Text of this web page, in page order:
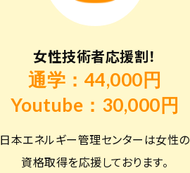
女性技術者応援割！
通学：44,000円
Youtube：30,000円
日本エネルギー管理センターは女性の
資格取得を応援しております。